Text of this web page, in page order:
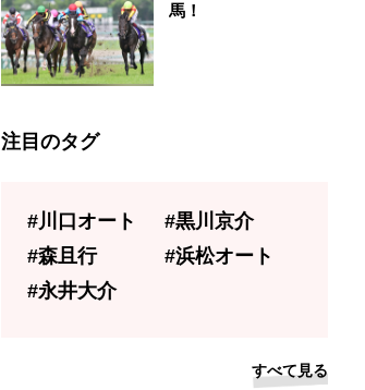
馬！
注目のタグ
#川口オート
#黒川京介
#森且行
#浜松オート
#永井大介
すべて見る